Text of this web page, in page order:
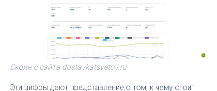
Скрин с сайта dostavkatsvetov.ru
Эти цифры дают представление о том, к чему стоит